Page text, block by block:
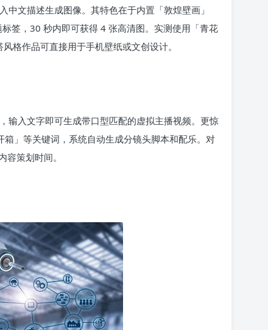
文描述生成图像。其特色在于内置「敦煌壁画」
签，30 秒内即可获得 4 张高清图。实测使用「青花
格作品可直接用于手机壁纸或文创设计。
输入文字即可生成带口型匹配的虚拟主播视频。更惊
」等关键词，系统自动生成分镜头脚本和配乐。对
策划时间。